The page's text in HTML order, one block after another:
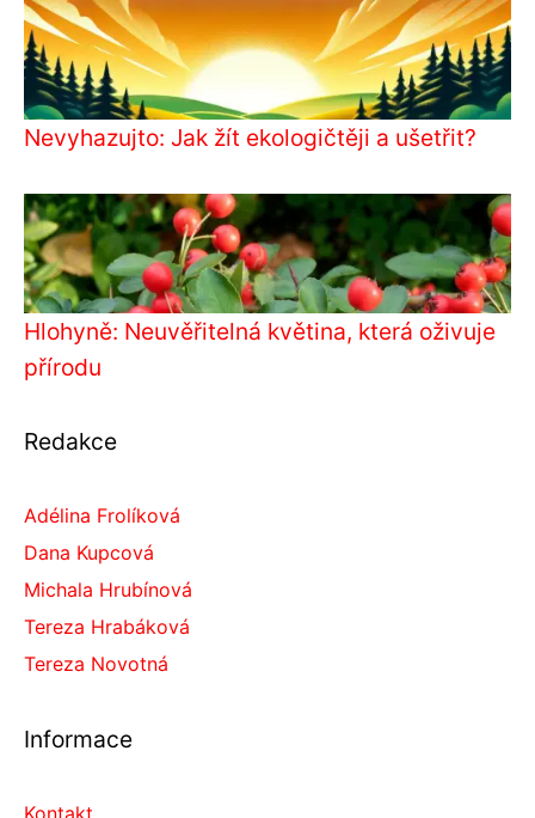
Nevyhazujto: Jak žít ekologičtěji a ušetřit?
Hlohyně: Neuvěřitelná květina, která oživuje
přírodu
Redakce
Adélina Frolíková
Dana Kupcová
Michala Hrubínová
Tereza Hrabáková
Tereza Novotná
Informace